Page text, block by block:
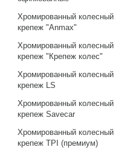
Хромированный колесный
крепеж "Anmax"
Хромированный колесный
крепеж "Крепеж колес"
Хромированный колесный
крепеж LS
Хромированный колесный
крепеж Savecar
Хромированный колесный
крепеж TPI (премиум)